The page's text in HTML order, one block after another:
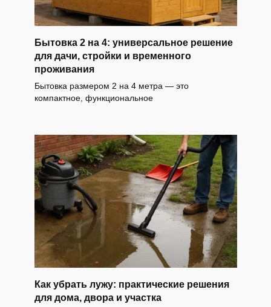
Бытовка 2 на 4: универсальное решение
для дачи, стройки и временного
проживания
Бытовка размером 2 на 4 метра — это
компактное, функциональное
Как убрать лужу: практические решения
для дома, двора и участка